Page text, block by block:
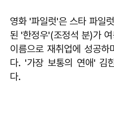
영화 '파일럿'은 스타 파일
된 '한정우'(조정석 분)가
이름으로 재취업에 성공
다. '가장 보통의 연애' 김
다.